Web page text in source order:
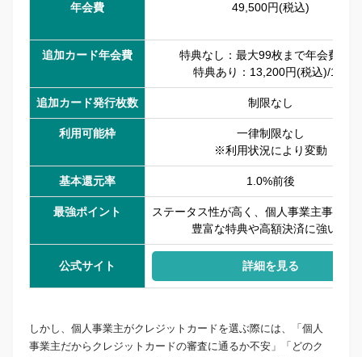
年会費 49,500円(税込)
追加カード年会費
特典なし：最大99枚まで年会費無料
特典あり：13,200円(税込)/1枚
追加カード発行枚数 制限なし
利用可能枠
一律制限なし
※利用状況により変動
基本還元率 1.0%前後
最強ポイント
ステータス性が高く、個人事業主事業に
豊富な特典や高額決済に強い！
公式サイト 詳細を見る
しかし、個人事業主がクレジットカードを選ぶ際には、「個人
事業主だからクレジットカードの審査に通るか不安」「どのク